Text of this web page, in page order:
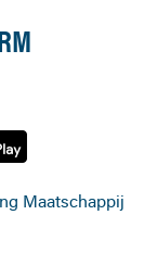
Maatschappij